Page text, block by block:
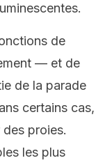
de
— et de
de la parade
certains cas,
proies.
les plus